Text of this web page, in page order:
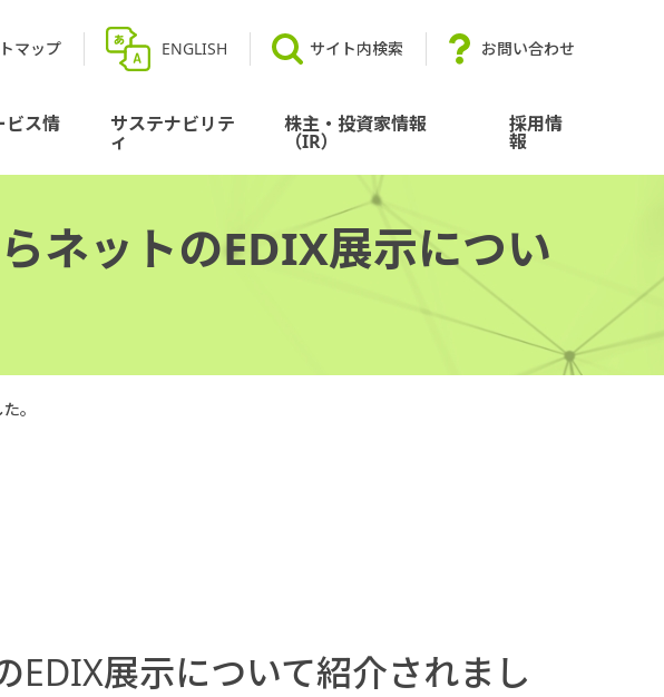
マップ ENGLISH サイト内検索 お問い合わせ
ビス情 サステナビリテ
ィ
株主・投資家情報
（IR）
採用情
報
ネットのEDIX展示につい
。
EDIX展示について紹介されまし